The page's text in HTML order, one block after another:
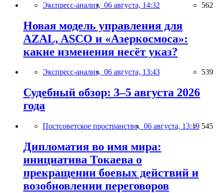
Экспресс-анализ, 06 августа, 14:32 562
Новая модель управления для
AZAL, ASCO и «Азеркосмоса»:
какие изменения несёт указ?
Экспресс-анализ, 06 августа, 13:43 539
Судебный обзор: 3–5 августа 2026
года
Постсоветское пространство, 06 августа, 13:19 545
Дипломатия во имя мира:
инициатива Токаева о
прекращении боевых действий и
возобновлении переговоров